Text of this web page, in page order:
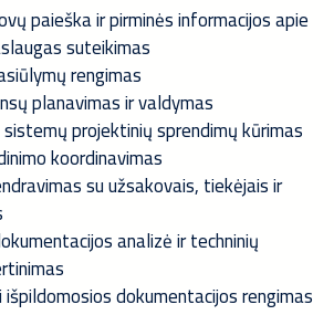
paieška ir pirminės informacijos apie
suteikimas
rengimas
planavimas ir valdymas
projektinių sprendimų kūrimas
koordinavimas
su užsakovais, tiekėjais ir
analizė ir techninių
dokumentacijos rengimas